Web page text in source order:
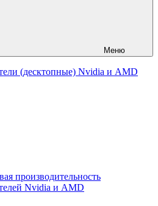
Меню
(десктопные) Nvidia и AMD
производительность
Nvidia и AMD